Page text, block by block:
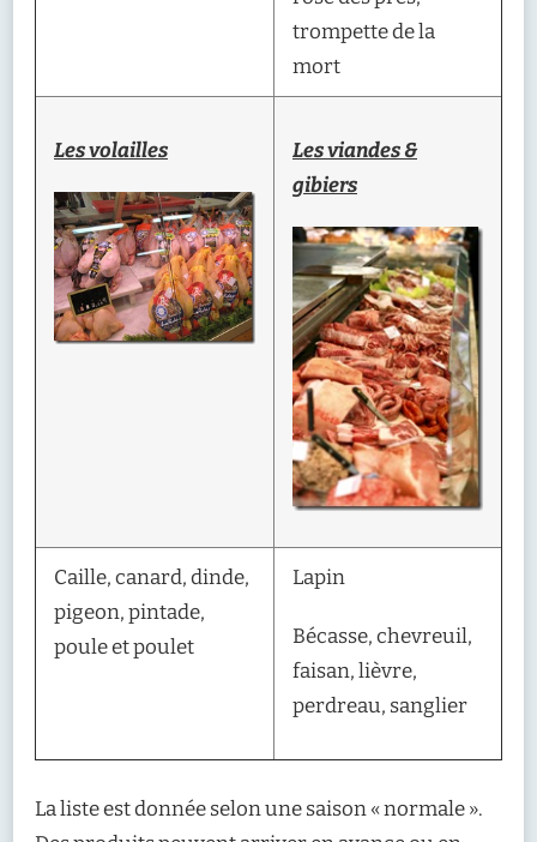
trompette de la
mort
Les volailles
Les viandes &
gibiers
Caille, canard, dinde,
pigeon, pintade,
poule et poulet
Lapin
Bécasse, chevreuil,
faisan, lièvre,
perdreau, sanglier
La liste est donnée selon une saison « normale ».